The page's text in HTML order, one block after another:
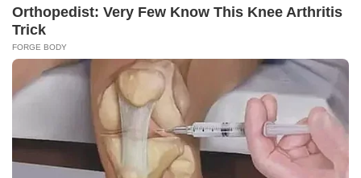
собственную квартиру.
— Мы впервые попали в тепло и смогли
раздеться до трусов, — со слезами говорила
Марта своим внукам, уже будучи бабушкой,
— много лишений пришлось пережить, но я
ни о чём не жалею. Через время меня
сделали начальником участка, дети
выросли, выбились в люди, получили